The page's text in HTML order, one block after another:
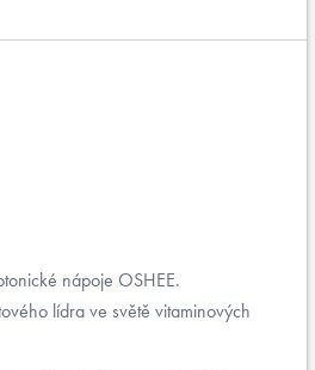
nápoje OSHEE.
lídra ve světě vitaminových